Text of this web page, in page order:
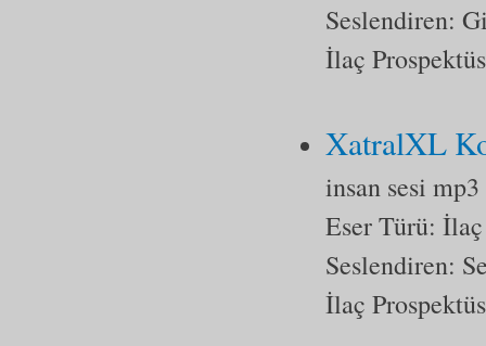
Seslendiren:
İlaç
XatralXL
insan sesi mp3
Eser Türü:
Seslendiren:
İlaç